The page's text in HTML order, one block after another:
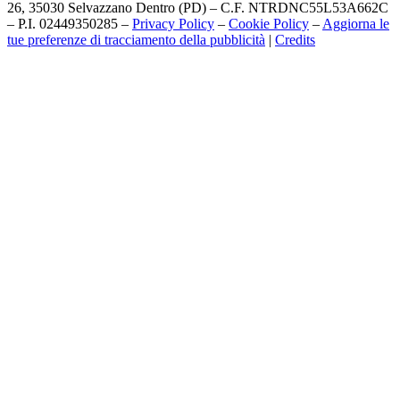
26, 35030 Selvazzano Dentro (PD) – C.F. NTRDNC55L53A662C
– P.I. 02449350285 – Privacy Policy – Cookie Policy – Aggiorna le
tue preferenze di tracciamento della pubblicità | Credits